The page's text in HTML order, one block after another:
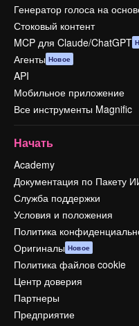
Генератор голоса на
Стоковый контент
MCP для Claude/ChatGPT
Агенты Новое
API
Мобильное приложение
Все инструменты Magnific
Начать
Academy
Документация по Пакету
Служба поддержки
Условия и положения
Политика
Оригиналы Новое
Политика файлов cookie
Центр доверия
Партнеры
Предприятие